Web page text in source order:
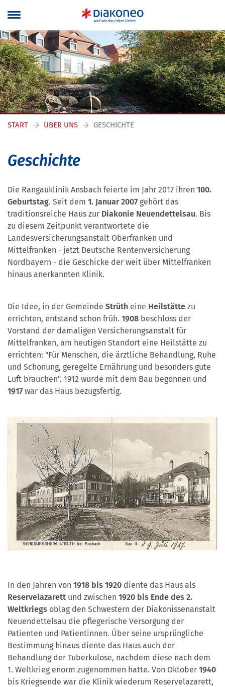
Navigation überspringen
START ÜBER UNS GESCHICHTE
Geschichte
Die Rangauklinik Ansbach feierte im Jahr 2017 ihren 100.
Geburtstag. Seit dem 1. Januar 2007 gehört das
traditionsreiche Haus zur Diakonie Neuendettelsau. Bis
zu diesem Zeitpunkt verantwortete die
Landesversicherungsanstalt Oberfranken und
Mittelfranken - jetzt Deutsche Rentenversicherung
Nordbayern - die Geschicke der weit über Mittelfranken
hinaus anerkannten Klinik.
Die Idee, in der Gemeinde Strüth eine Heilstätte zu
errichten, entstand schon früh. 1908 beschloss der
Vorstand der damaligen Versicherungsanstalt für
Mittelfranken, am heutigen Standort eine Heilstätte zu
errichten: "Für Menschen, die ärztliche Behandlung, Ruhe
und Schonung, geregelte Ernährung und besonders gute
Luft brauchen". 1912 wurde mit dem Bau begonnen und
1917 war das Haus bezugsfertig.
In den Jahren von 1918 bis 1920 diente das Haus als
Reservelazarett und zwischen 1920 bis Ende des 2.
Weltkriegs oblag den Schwestern der Diakonissenanstalt
Neuendettelsau die pflegerische Versorgung der
Patienten und Patientinnen. Über seine ursprüngliche
Bestimmung hinaus diente das Haus auch der
Behandlung der Tuberkulose, nachdem diese nach dem
1. Weltkrieg enorm zugenommen hatte. Von Oktober 1940
bis Kriegsende war die Klinik wiederum Reservelazarett,